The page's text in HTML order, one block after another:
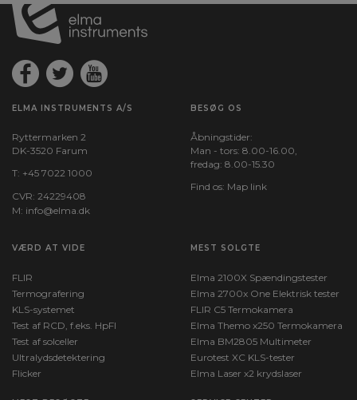
ELMA INSTRUMENTS A/S
Ryttermarken 2
DK-3520 Farum
T: +45 7022 1000
CVR: 24229408
M: info@elma.dk
BESØG OS
Åbningstider:
Man - tors: 8.00-16.00,
fredag: 8.00-15.30
Find os: Map link
VÆRD AT VIDE
FLIR
Termografering
KLS-systemet
Test af RCD, f.eks. HpFI
Test af solceller
Ultralydsdetektering
Flicker
MEST SOLGTE
Elma 2100X Spændingstester
Elma 2700x One Elektrisk tester
FLIR C5 Termokamera
Elma Themo x250 Termokamera
Elma BM2805 Multimeter
Eurotest XC KLS-tester
Elma Laser x2 krydslaser